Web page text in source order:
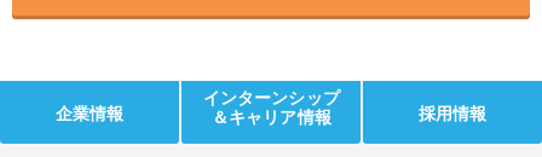
企業情報
インターンシップ
＆キャリア情報
採用情報